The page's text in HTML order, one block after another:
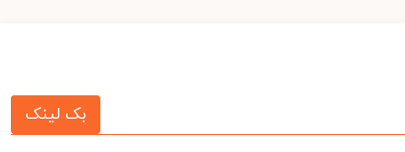
بک لینک